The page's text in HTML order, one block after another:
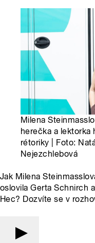
Milena
herečka a lektorka
rétoriky | Foto:
Nejezchlebová
Jak Milena
oslovila Gerta Schnirch
Hec? Dozvíte se v